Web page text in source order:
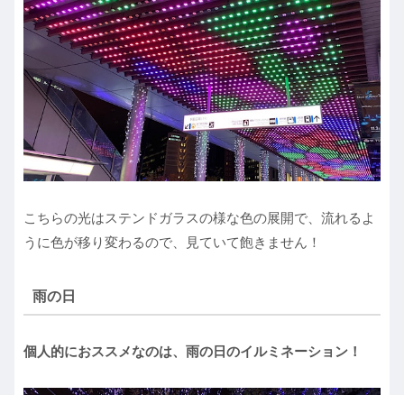
こちらの光はステンドガラスの様な色の展開で、流れるよ
うに色が移り変わるので、見ていて飽きません！
雨の日
個人的におススメなのは、雨の日のイルミネーション！